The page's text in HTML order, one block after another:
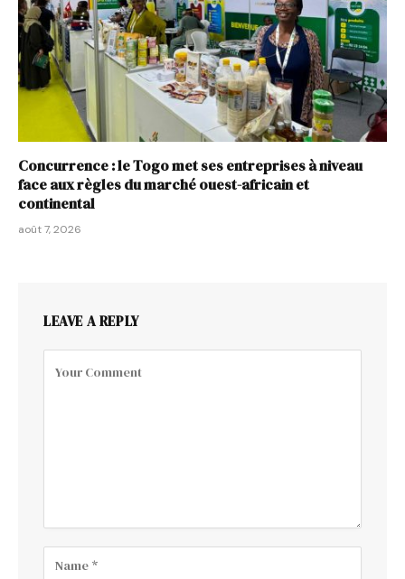
Concurrence : le Togo met ses entreprises à niveau
face aux règles du marché ouest-africain et
continental
août 7, 2026
LEAVE A REPLY